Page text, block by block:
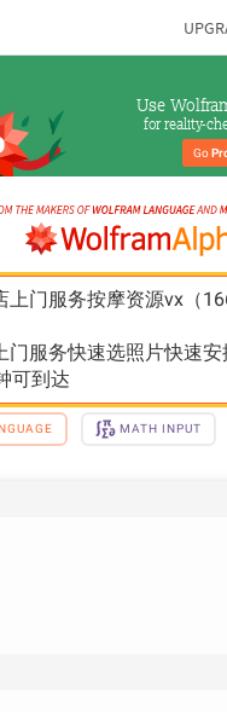
Use
for reality-
Go
上门服务按摩资源vx（
门服务快速选照片快速
可到达
MATH INPUT